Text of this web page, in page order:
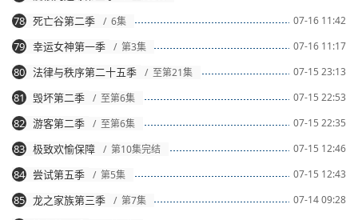
07-16 11:42
78 死亡谷第二季 / 6集
07-16 11:17
79 幸运女神第一季 / 第3集
07-15 23:13
80 法律与秩序第二十五季 / 至第21集
07-15 22:53
81 毁坏第二季 / 至第6集
07-15 22:35
82 游客第二季 / 至第6集
07-15 12:46
83 极致欢愉保障 / 第10集完结
07-15 12:43
84 尝试第五季 / 第5集
07-14 09:28
85 龙之家族第三季 / 第7集